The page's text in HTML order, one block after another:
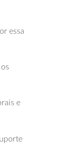
essa
e